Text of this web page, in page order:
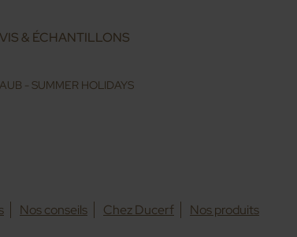
& ÉCHANTILLONS
- SUMMER HOLIDAYS
Nos conseils Chez Ducerf Nos produits